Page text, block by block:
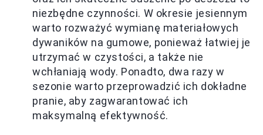
niezbędne czynności. W okresie jesiennym
warto rozważyć wymianę materiałowych
dywaników na gumowe, ponieważ łatwiej je
utrzymać w czystości, a także nie
wchłaniają wody. Ponadto, dwa razy w
sezonie warto przeprowadzić ich dokładne
pranie, aby zagwarantować ich
maksymalną efektywność.